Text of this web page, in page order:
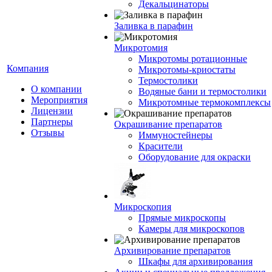
Компания
О компании
Мероприятия
Лицензии
Партнеры
Отзывы
Декальцинаторы
Заливка в парафин
Микротомия
Микротомы ротационные
Микротомы-криостаты
Термостолики
Водяные бани и термостолики
Микротомные термокомплексы
Окрашивание препаратов
Иммуностейнеры
Красители
Оборудование для окраски
Микроскопия
Прямые микроскопы
Камеры для микроскопов
Архивирование препаратов
Шкафы для архивирования